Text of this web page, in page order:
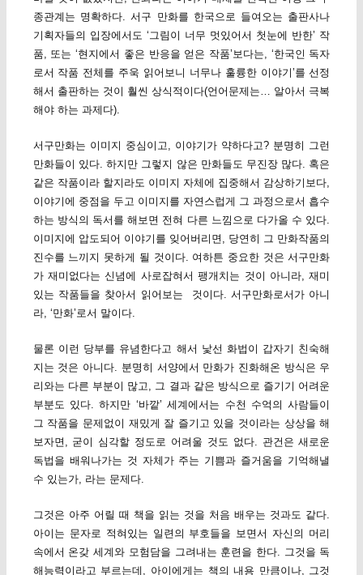
종관계는 명확하다. 서구 만화를 한국으로 들여오는 출판사나
기획자들의 입장에서도 ‘그림이 너무 멋있어서 첫눈에 반한’ 작
품, 또는 ‘현지에서 좋은 반응을 얻은 작품’보다는, ‘한국인 독자
로서 작품 전체를 주욱 읽어보니 너무나 훌륭한 이야기’를 선정
해서 출판하는 것이 훨씬 상식적이다(언어문제는… 알아서 극복
해야 하는 과제다).
서구만화는 이미지 중심이고, 이야기가 약하다고? 분명히 그런
만화들이 있다. 하지만 그렇지 않은 만화들도 무진장 많다. 혹은
같은 작품이라 할지라도 이미지 자체에 집중해서 감상하기보다,
이야기에 중점을 두고 이미지를 자연스럽게 그 과정으로서 흡수
하는 방식의 독서를 해보면 전혀 다른 느낌으로 다가올 수 있다.
이미지에 압도되어 이야기를 잊어버리면, 당연히 그 만화작품의
진수를 느끼지 못하게 될 것이다. 여하튼 중요한 것은 서구만화
가 재미없다는 신념에 사로잡혀서 팽개치는 것이 아니라, 재미
있는 작품들을 찾아서 읽어보는 것이다. 서구만화로서가 아니
라, ‘만화’로서 말이다.
물론 이런 당부를 유념한다고 해서 낯선 화법이 갑자기 친숙해
지는 것은 아니다. 분명히 서양에서 만화가 진화해온 방식은 우
리와는 다른 부분이 많고, 그 결과 같은 방식으로 즐기기 어려운
부분도 있다. 하지만 ‘바깥’ 세계에서는 수천 수억의 사람들이
그 작품을 문제없이 재밌게 잘 즐기고 있을 것이라는 상상을 해
보자면, 굳이 심각할 정도로 어려울 것도 없다. 관건은 새로운
독법을 배워나가는 것 자체가 주는 기쁨과 즐거움을 기억해낼
수 있는가, 라는 문제다.
그것은 아주 어릴 때 책을 읽는 것을 처음 배우는 것과도 같다.
아이는 문자로 적혀있는 일련의 부호들을 보면서 자신의 머리
속에서 온갖 세계와 모험담을 그려내는 훈련을 한다. 그것을 독
해능력이라고 부르는데, 아이에게는 책의 내용 만큼이나, 그것